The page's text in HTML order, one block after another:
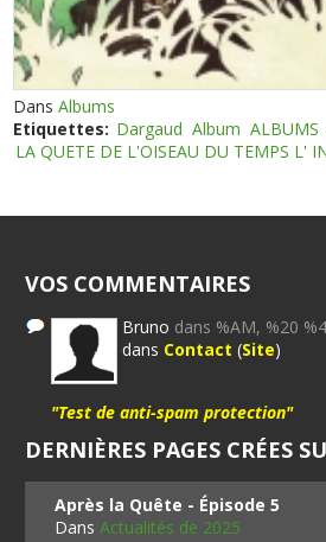
DansAlbums
Etiquettes: Dargaud Album ALBUMS
LA QUETE DE L'OISEAU DU TEMPS L'
VOS COMMENTAIRES
Bruno dans %AM, %20
dans Contact (Site)
"Test de anti-spam protection"
DERNIÈRES PAGES CRÉES
Après la Quête - Épisode 5
DansActualités de 2025